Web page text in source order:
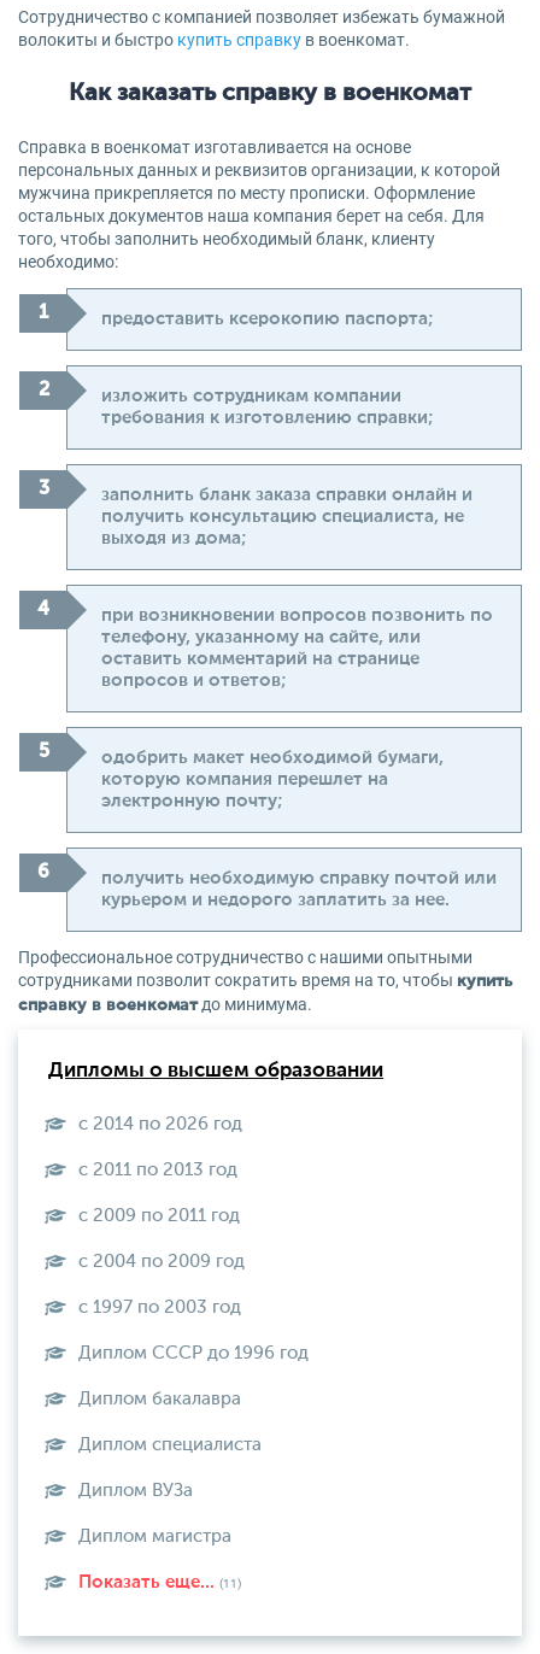
Сотрудничество с компанией позволяет избежать бумажной
волокиты и быстро купить справку в военкомат.
Как заказать справку в военкомат
Справка в военкомат изготавливается на основе
персональных данных и реквизитов организации, к которой
мужчина прикрепляется по месту прописки. Оформление
остальных документов наша компания берет на себя. Для
того, чтобы заполнить необходимый бланк, клиенту
необходимо:
предоставить ксерокопию паспорта;
изложить сотрудникам компании
требования к изготовлению справки;
заполнить бланк заказа справки онлайн и
получить консультацию специалиста, не
выходя из дома;
при возникновении вопросов позвонить по
телефону, указанному на сайте, или
оставить комментарий на странице
вопросов и ответов;
одобрить макет необходимой бумаги,
которую компания перешлет на
электронную почту;
получить необходимую справку почтой или
курьером и недорого заплатить за нее.
Профессиональное сотрудничество с нашими опытными
сотрудниками позволит сократить время на то, чтобы купить
справку в военкоматдо минимума.
Дипломы о высшем образовании
с 2014 по 2026 год
с 2011 по 2013 год
с 2009 по 2011 год
с 2004 по 2009 год
с 1997 по 2003 год
Диплом СССР до 1996 год
Диплом бакалавра
Диплом специалиста
Диплом ВУЗа
Диплом магистра
Показать еще... (11)